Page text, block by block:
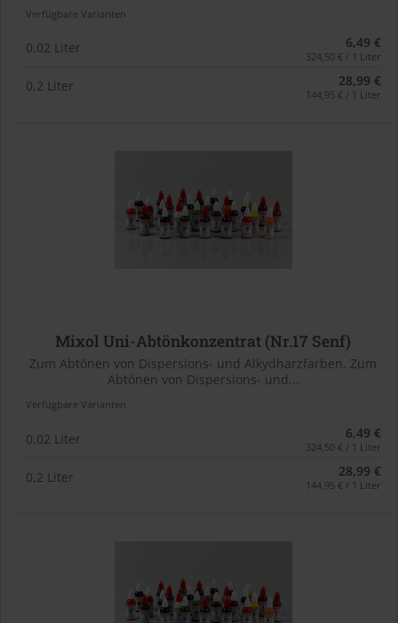
Verfügbare Varianten
0,02 Liter 6,49 €
324,50 € / 1 Liter
0,2 Liter 28,99 €
144,95 € / 1 Liter
Mixol Uni-Abtönkonzentrat (Nr.17 Senf)
Zum Abtönen von Dispersions- und Alkydharzfarben. Zum
Abtönen von Dispersions- und...
Verfügbare Varianten
0,02 Liter 6,49 €
324,50 € / 1 Liter
0,2 Liter 28,99 €
144,95 € / 1 Liter